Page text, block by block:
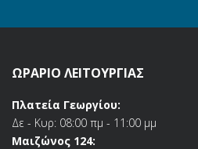
ΩΡΑΡΙΟ ΛΕΙΤΟΥΡΓΙΑΣ
Πλατεία Γεωργίου:
Δε - Κυρ: 08:00 πμ - 11:00 μμ
Μαιζώνος 124: